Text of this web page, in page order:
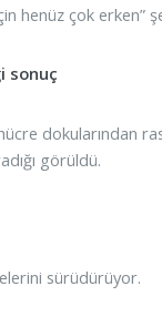
henüz çok erken”
sonuç
dokularından
görüldü.
sürüdürüyor.